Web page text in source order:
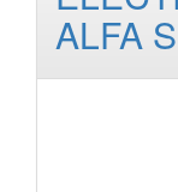
ALFA